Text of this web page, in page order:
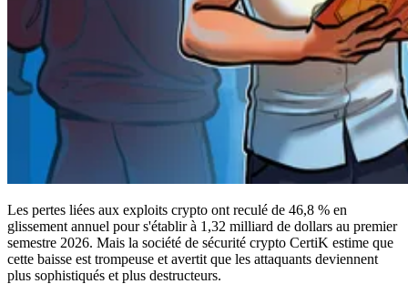
Les pertes liées aux exploits crypto ont reculé de 46,8 % en
glissement annuel pour s'établir à 1,32 milliard de dollars au premier
semestre 2026. Mais la société de sécurité crypto CertiK estime que
cette baisse est trompeuse et avertit que les attaquants deviennent
plus sophistiqués et plus destructeurs.